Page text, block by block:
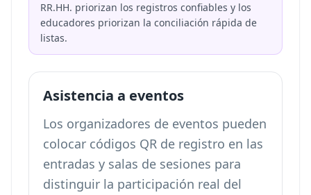
RR.HH. priorizan los registros confiables y los
educadores priorizan la conciliación rápida de
listas.
Asistencia a eventos
Los organizadores de eventos pueden
colocar códigos QR de registro en las
entradas y salas de sesiones para
distinguir la participación real del